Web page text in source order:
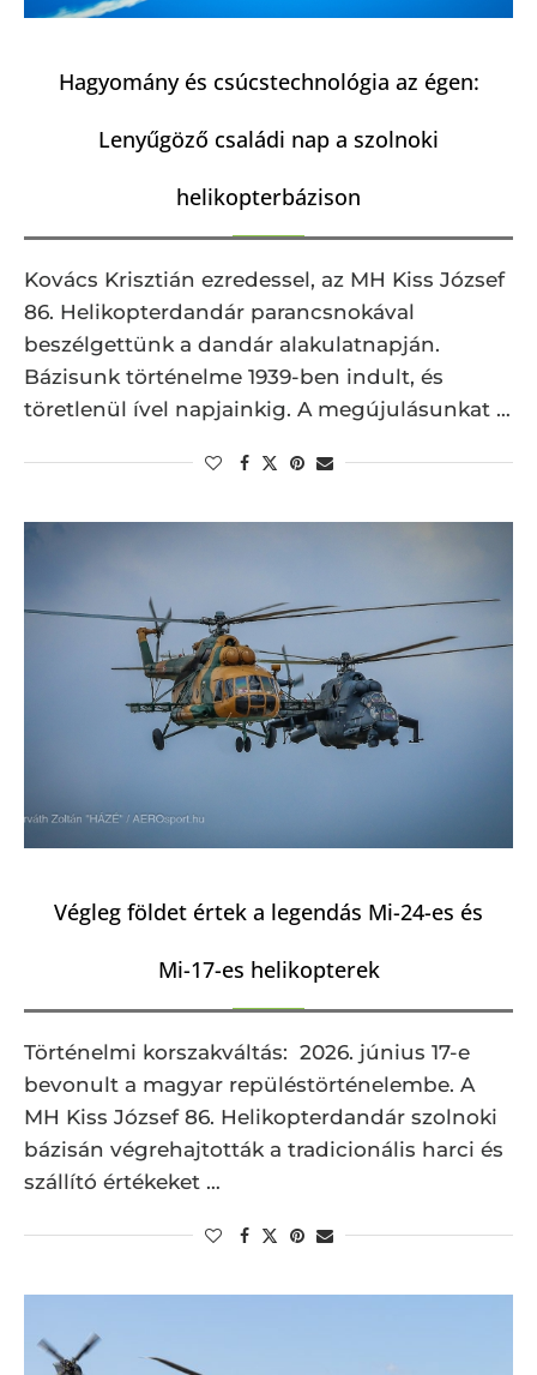
Hagyomány és csúcstechnológia az égen:
Lenyűgöző családi nap a szolnoki
helikopterbázison
Kovács Krisztián ezredessel, az MH Kiss József
86. Helikopterdandár parancsnokával
beszélgettünk a dandár alakulatnapján.
Bázisunk történelme 1939-ben indult, és
töretlenül ível napjainkig. A megújulásunkat …
Végleg földet értek a legendás Mi-24-es és
Mi-17-es helikopterek
Történelmi korszakváltás: 2026. június 17-e
bevonult a magyar repüléstörténelembe. A
MH Kiss József 86. Helikopterdandár szolnoki
bázisán végrehajtották a tradicionális harci és
szállító értékeket …